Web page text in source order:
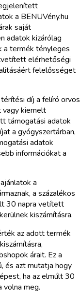
a BENUVény.hu
saját
adatok kizárólag
a termék tényleges
elérhetőségi
felelősséget
díj a felíró orvos
vagy kiemelt
támogatási adatok
a gyógyszertárban,
adatok
információkat a
a
a százalékos
30 napra vetített
kiszámításra.
az adott termék
árait. Ez a
és azt mutatja hogy
ha az elmúlt 30
volna meg.